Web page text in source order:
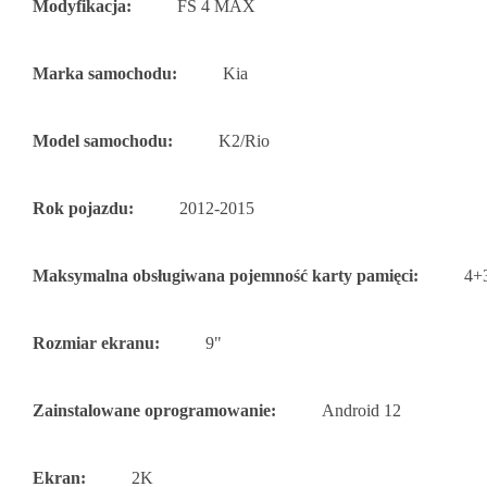
Modyfikacja: FS 4 MAX
Marka samochodu: Kia
Model samochodu: K2/Rio
Rok pojazdu: 2012-2015
Maksymalna obsługiwana pojemność karty pamięci:
Rozmiar ekranu: 9"
Zainstalowane oprogramowanie: Android 12
Ekran: 2K